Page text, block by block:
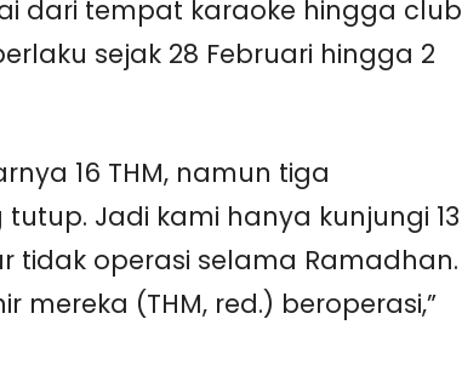
dari tempat karaoke hingga club
sejak 28 Februari hingga 2
16 THM, namun tiga
Jadi kami hanya kunjungi 13
tidak operasi selama Ramadhan.
mereka (THM, red.) beroperasi,”